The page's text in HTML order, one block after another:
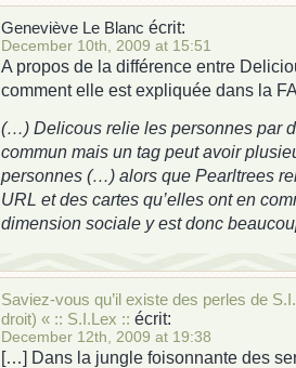
Geneviève Le Blanc écrit:
December 10th, 2009 at 15:51
A propos de la différence entre
comment elle est expliquée dans la
(…) Delicous relie les personnes par
commun mais un tag peut avoir
personnes (…) alors que Pearltrees
URL et des cartes qu’elles ont en
dimension sociale y est donc
Saviez-vous qu’il existe des perles de
droit) « :: S.I.Lex :: écrit:
December 12th, 2009 at 19:38
[…] Dans la jungle foisonnante des